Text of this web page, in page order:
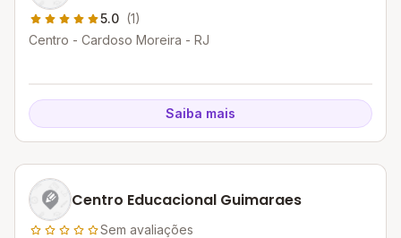
5.0 (1)
Centro - Cardoso Moreira - RJ
Saiba mais
Centro Educacional Guimaraes
Sem avaliações